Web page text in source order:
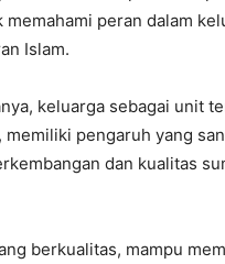
memahami peran dalam
Islam.
keluarga sebagai unit
memiliki pengaruh yang
dan kualitas
berkualitas, mampu